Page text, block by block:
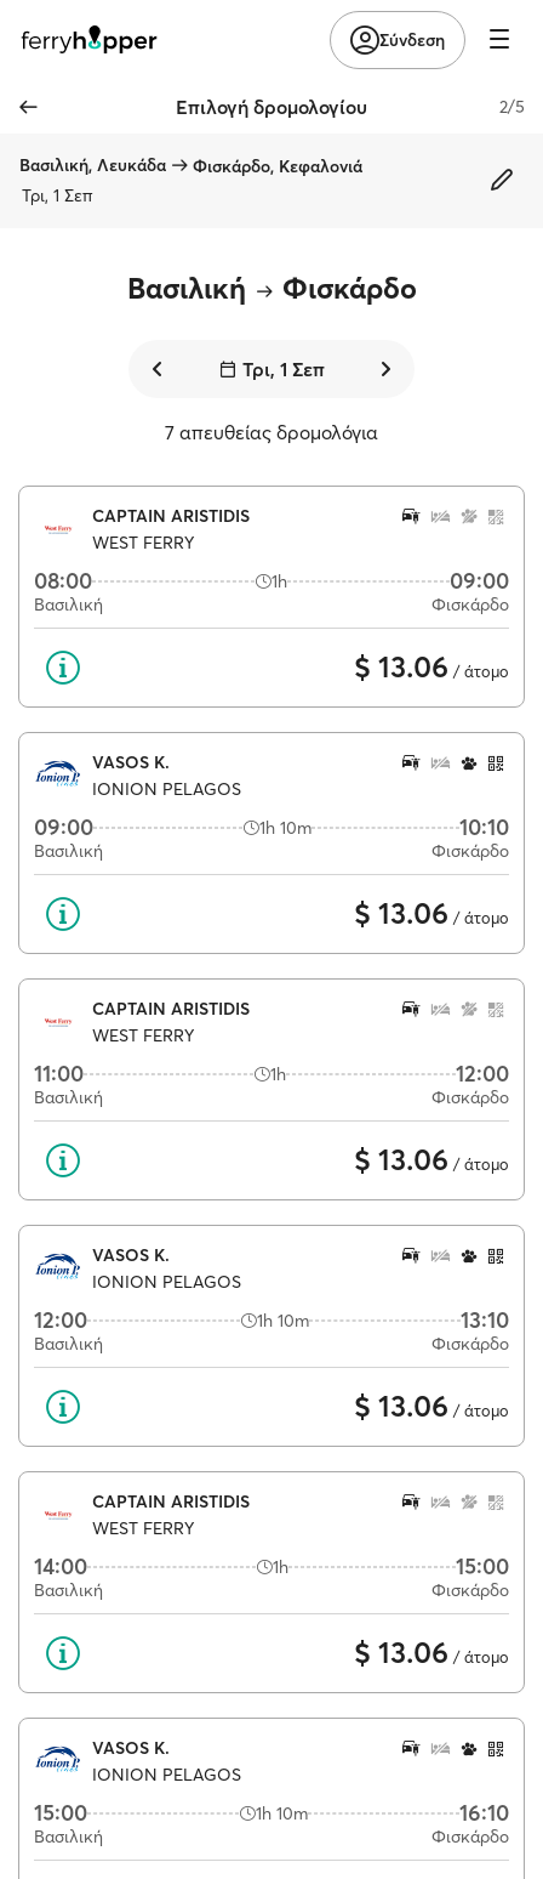
Σύνδεση
Επιλογή δρομολογίου 2/5
Βασιλική, Λευκάδα
Φισκάρδο, Κεφαλονιά
Τρι, 1 Σεπ
Βασιλική Φισκάρδο
Τρι, 1 Σεπ
7 απευθείας δρομολόγια
CAPTAIN ARISTIDIS
WEST FERRY
08:00 1h 09:00
Βασιλική Φισκάρδο
$ 13.06 / άτομο
VASOS K.
IONION PELAGOS
09:00 1h 10m 10:10
Βασιλική Φισκάρδο
$ 13.06 / άτομο
CAPTAIN ARISTIDIS
WEST FERRY
11:00 1h 12:00
Βασιλική Φισκάρδο
$ 13.06 / άτομο
VASOS K.
IONION PELAGOS
12:00 1h 10m 13:10
Βασιλική Φισκάρδο
$ 13.06 / άτομο
CAPTAIN ARISTIDIS
WEST FERRY
14:00 1h 15:00
Βασιλική Φισκάρδο
$ 13.06 / άτομο
VASOS K.
IONION PELAGOS
15:00 1h 10m 16:10
Βασιλική Φισκάρδο